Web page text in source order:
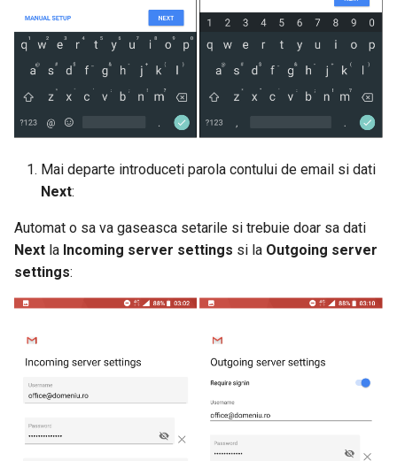
Acces SSH Linux/MacOS
Configurare Shopify
Cum se adaugă adresa de
mail în whitelist/blacklist
Cum se resetează parola la
wp-admin
Configurare înregistrare
DMARC
Modificare optiuni PHP
Generare FullBackup cPanel
Mai departe introduceti parola contului de email si dati
Next:
Automat o sa va gaseasca setarile si trebuie doar sa dati
Next la Incoming server settings si la Outgoing server
settings: